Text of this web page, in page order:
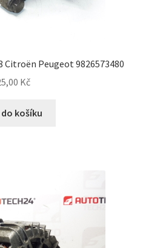
Peugeot 9826573480
Kč
košíku